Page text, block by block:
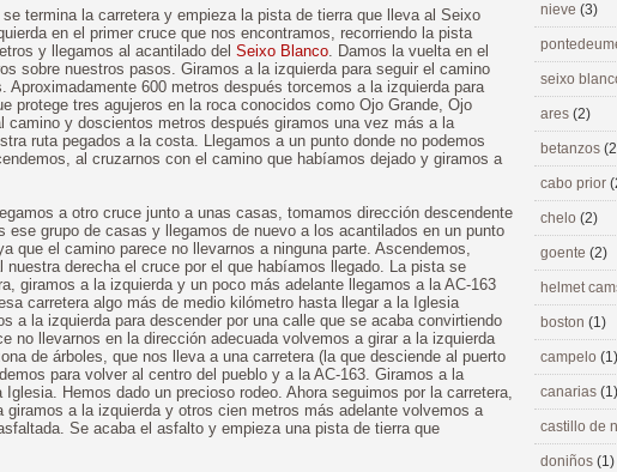
termina la carretera y empieza la pista de tierra que lleva al Seixo
en el primer cruce que nos encontramos, recorriendo la pista
y llegamos al acantilado del Seixo Blanco. Damos la vuelta en el
sobre nuestros pasos. Giramos a la izquierda para seguir el camino
Aproximadamente 600 metros después torcemos a la izquierda para
protege tres agujeros en la roca conocidos como Ojo Grande, Ojo
camino y doscientos metros después giramos una vez más a la
ruta pegados a la costa. Llegamos a un punto donde no podemos
al cruzarnos con el camino que habíamos dejado y giramos a
a otro cruce junto a unas casas, tomamos dirección descendente
ese grupo de casas y llegamos de nuevo a los acantilados en un punto
que el camino parece no llevarnos a ninguna parte. Ascendemos,
derecha el cruce por el que habíamos llegado. La pista se
giramos a la izquierda y un poco más adelante llegamos a la AC-163
carretera algo más de medio kilómetro hasta llegar a la Iglesia
a la izquierda para descender por una calle que se acaba convirtiendo
no llevarnos en la dirección adecuada volvemos a girar a la izquierda
de árboles, que nos lleva a una carretera (la que desciende al puerto
para volver al centro del pueblo y a la AC-163. Giramos a la
Hemos dado un precioso rodeo. Ahora seguimos por la carretera,
a la izquierda y otros cien metros más adelante volvemos a
Se acaba el asfalto y empieza una pista de tierra que
nieve (3)
seixo
ares (2)
betanzos
cabo prior
chelo (2)
goente (2)
helmet
boston (1)
campelo (1)
canarias (1)
castillo de
doniños (1)